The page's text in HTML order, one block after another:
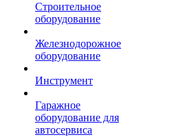
Строительное
оборудование
Железнодорожное
оборудование
Инструмент
Гаражное
оборудование для
автосервиса